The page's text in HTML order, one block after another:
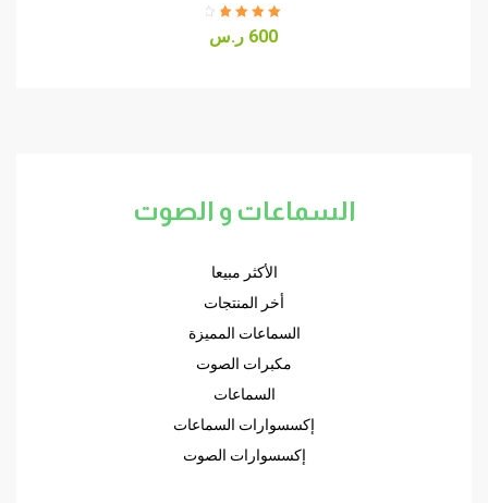
Rated4.00
out of 5
600 ر.س
السماعات و الصوت
الأكثر مبيعا
أخر المنتجات
السماعات المميزة
مكبرات الصوت
السماعات
إكسسوارات السماعات
إكسسوارات الصوت